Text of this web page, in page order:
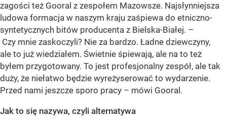
zagości też Gooral z zespołem Mazowsze. Najsłynniejsza
ludowa formacja w naszym kraju zaśpiewa do etniczno-
syntetycznych bitów producenta z Bielska-Białej. –
Czy mnie zaskoczyli? Nie za bardzo. Ładne dziewczyny,
ale to już wiedziałem. Świetnie śpiewają, ale na to też
byłem przygotowany. To jest profesjonalny zespół, ale tak
duży, że niełatwo będzie wyreżyserować to wydarzenie.
Przed nami jeszcze sporo pracy – mówi Gooral.
Jak to się nazywa, czyli alternatywa